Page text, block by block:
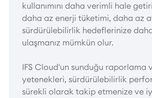
kullanımını daha verimli hale
daha az enerji tüketimi, daha az
sürdürülebilirlik hedeflerinize daha
ulaşmanız mümkün olur.
IFS Cloud'un sunduğu raporlama
yetenekleri, sürdürülebilirlik
sürekli olarak takip etmenize ve